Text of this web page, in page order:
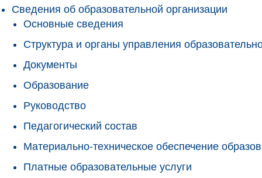
Сведения об образовательной организации
Основные сведения
Структура и органы управления
Документы
Образование
Руководство
Педагогический состав
Материально-техническое обеспечение
Платные образовательные услуги